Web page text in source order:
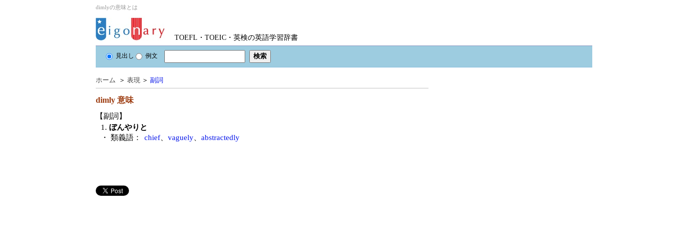
dimlyの意味とは
TOEFL・TOEIC・英検の英語学習辞書
見出し 例文
ホーム ＞ 表現 ＞ 副詞
dimly 意味
【副詞】
1. ぼんやりと
・ 類義語：
chief vaguely abstractedly